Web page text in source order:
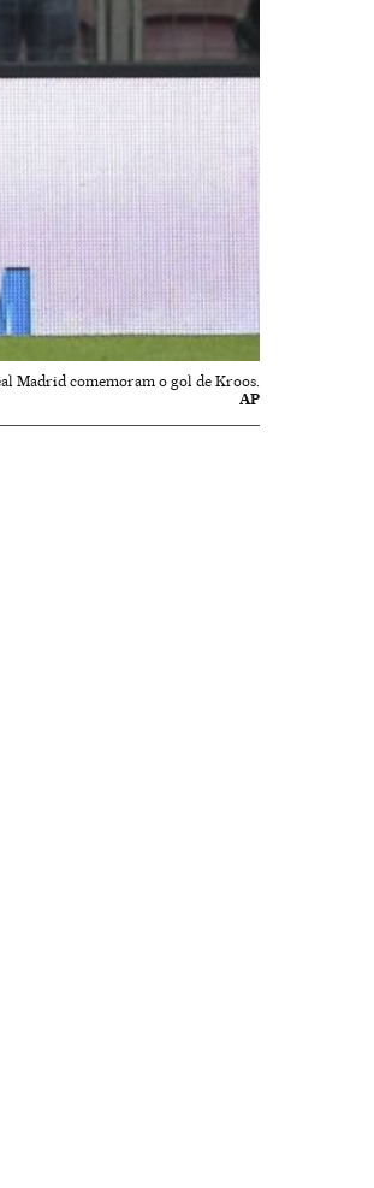
Madrid comemoram o gol de Kroos.
AP